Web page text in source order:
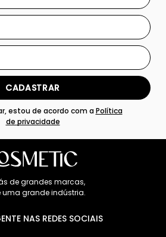
CADASTRAR
estou de acordo com aPolítica
de privacidade
de grandes marcas,
uma grande indústria.
NAS REDES SOCIAIS